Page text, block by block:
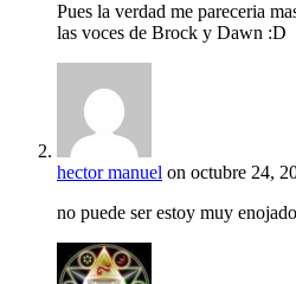
Pues la verdad me pareceria
las voces de Brock y Dawn :D
hector manuel on octubre 24,
no puede ser estoy muy